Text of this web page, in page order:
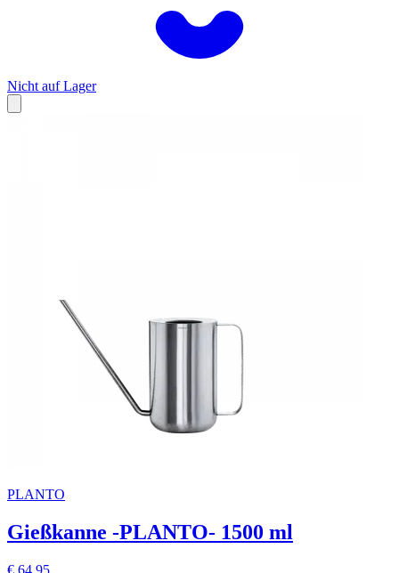
Nicht auf Lager
PLANTO
Gießkanne -PLANTO- 1500 ml
€ 64,95